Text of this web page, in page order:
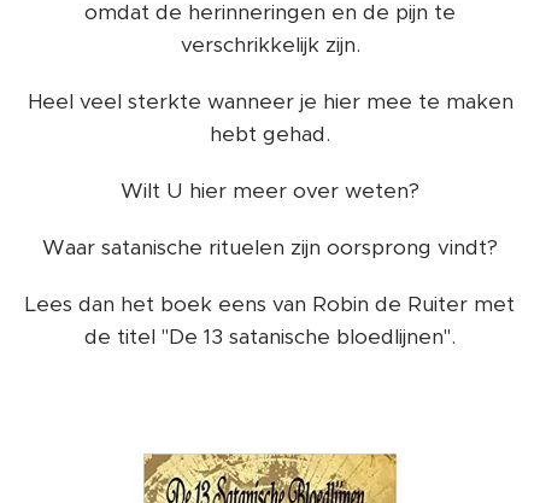
omdat de herinneringen en de pijn te
verschrikkelijk zijn.
Heel veel sterkte wanneer je hier mee te maken
hebt gehad.
Wilt U hier meer over weten?
Waar satanische rituelen zijn oorsprong vindt?
Lees dan het boek eens van Robin de Ruiter met
de titel "De 13 satanische bloedlijnen".